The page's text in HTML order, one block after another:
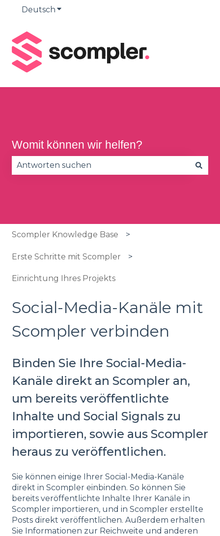
Deutsch Untermenü für Übersetzungen
Womit können wir helfen?
Scompler Knowledge Base
Erste Schritte mit Scompler
Einrichtung Ihres Projekts
Social-Media-Kanäle mit
Scompler verbinden
Binden Sie Ihre Social-Media-
Kanäle direkt an Scompler an,
um bereits veröffentlichte
Inhalte und Social Signals zu
importieren, sowie aus Scompler
heraus zu veröffentlichen.
Sie können einige Ihrer Social-Media-Kanäle
direkt in Scompler einbinden. So können Sie
bereits veröffentlichte Inhalte Ihrer Kanäle in
Scompler importieren, und in Scompler erstellte
Posts direkt veröffentlichen. Außerdem erhalten
Sie Informationen zur Reichweite und anderen